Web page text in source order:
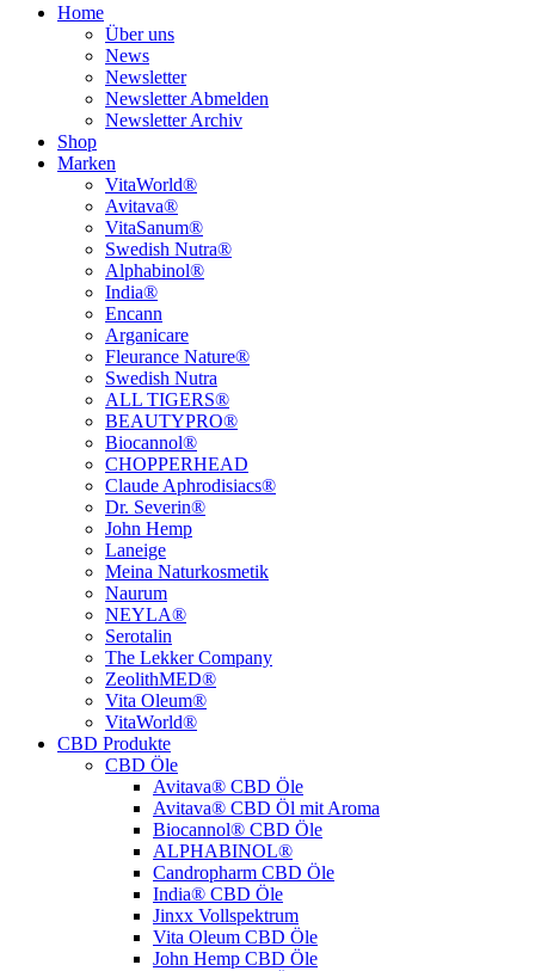
Home
Über uns
News
Newsletter
Newsletter Abmelden
Newsletter Archiv
Shop
Marken
VitaWorld®
Avitava®
VitaSanum®
Swedish Nutra®
Alphabinol®
India®
Encann
Arganicare
Fleurance Nature®
Swedish Nutra
ALL TIGERS®
BEAUTYPRO®
Biocannol®
CHOPPERHEAD
Claude Aphrodisiacs®
Dr. Severin®
John Hemp
Laneige
Meina Naturkosmetik
Naurum
NEYLA®
Serotalin
The Lekker Company
ZeolithMED®
Vita Oleum®
VitaWorld®
CBD Produkte
CBD Öle
Avitava® CBD Öle
Avitava® CBD Öl mit Aroma
Biocannol® CBD Öle
ALPHABINOL®
Candropharm CBD Öle
India® CBD Öle
Jinxx Vollspektrum
Vita Oleum CBD Öle
John Hemp CBD Öle